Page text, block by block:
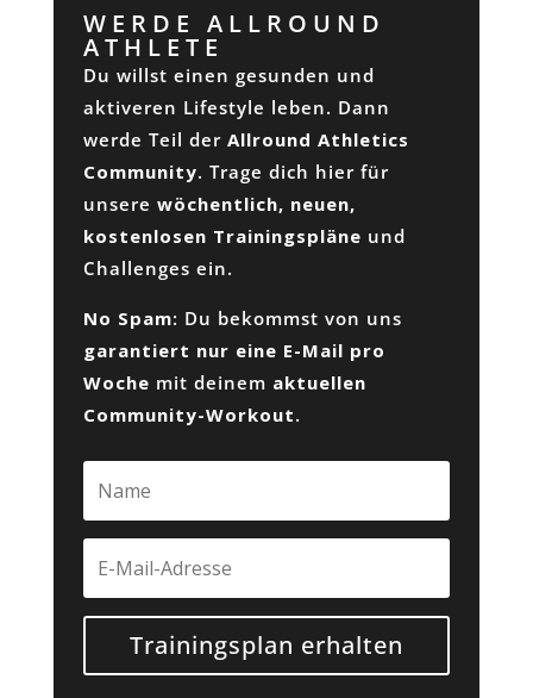
WERDE ALLROUND
ATHLETE
Du willst einen gesunden und
aktiveren Lifestyle leben. Dann
werde Teil der Allround Athletics
Community. Trage dich hier für
unsere wöchentlich, neuen,
kostenlosen Trainingspläne und
Challenges ein.
No Spam: Du bekommst von uns
garantiert nur eine E-Mail pro
Woche mit deinem aktuellen
Community-Workout.
Trainingsplan erhalten